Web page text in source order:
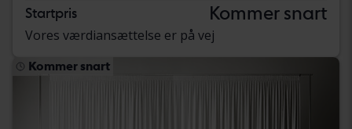
Startpris Kommer snart
Vores værdiansættelse er på vej
Kommer snart